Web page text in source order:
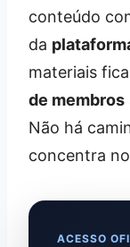
conteúdo
da
materiais
de membros
Não há
concentra
ACESSO